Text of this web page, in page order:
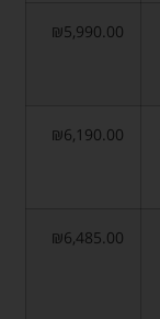
₪5,990.00
₪6,190.00
₪6,485.00